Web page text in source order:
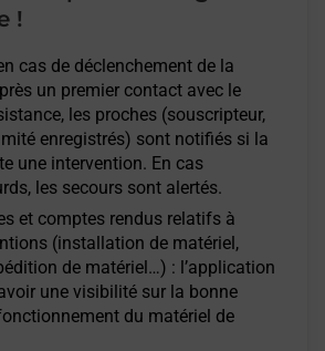
!
cas de déclenchement de la
un premier contact avec le
les proches (souscripteur,
enregistrés) sont notifiés si la
une intervention. En cas
les secours sont alertés.
et comptes rendus relatifs à
(installation de matériel,
de matériel…) : l’application
une visibilité sur la bonne
du matériel de